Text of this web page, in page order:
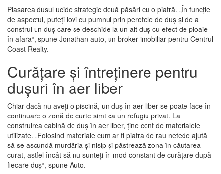
Plasarea dusul ucide strategic două păsări cu o piatră. „În funcție
de aspectul, puteți lovi cu pumnul prin peretele de duș și de a
construi un duș care se deschide la un alt duș cu efect de ploaie
în afara“, spune Jonathan auto, un broker imobiliar pentru Centrul
Coast Realty.
Curățare și întreținere pentru
dușuri în aer liber
Chiar dacă nu aveți o piscină, un duș în aer liber se poate face în
continuare o zonă de curte simt ca un refugiu privat. La
construirea cabină de duș în aer liber, ține cont de materialele
utilizate. „Folosind materiale cum ar fi piatra de rau netede ajută
să se ascundă murdăria și nisip și păstrează zona în căutarea
curat, astfel încât să nu sunteți în mod constant de curățare după
fiecare duș“, spune Auto.